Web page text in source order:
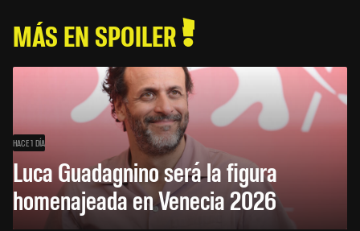
MÁS EN SPOILER
HACE 1 DÍA
Luca Guadagnino será la figura
homenajeada en Venecia 2026